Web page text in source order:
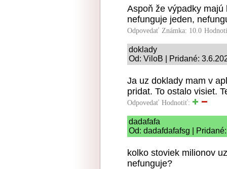
Aspoň že výpadky
nefunguje jeden,
Odpovedať Známka: 10.0
doklady
Od: ViloB | Pridané:
Ja uz doklady mam v
pridat. To ostalo visiet.
Odpovedať Hodnotiť:
dadafafa
Od: dadafdafafsg |
kolko stoviek milionov
nefunguje?